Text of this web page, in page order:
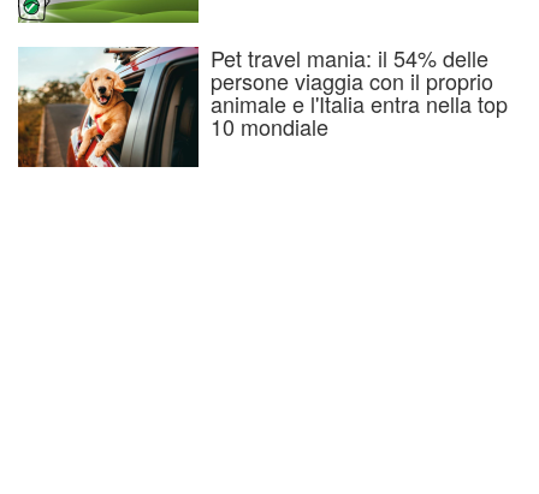
Pet travel mania: il 54% delle
persone viaggia con il proprio
animale e l'Italia entra nella top
10 mondiale